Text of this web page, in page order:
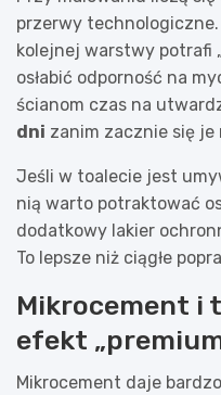
przerwy
kolejnej warstwy potrafi
osłabić odporność na
ścianom czas na
dni zanim zacznie się
Jeśli w toalecie jest
nią warto potraktować
dodatkowy lakier
To lepsze niż ciągłe
Mikrocement i
efekt
Mikrocement daje